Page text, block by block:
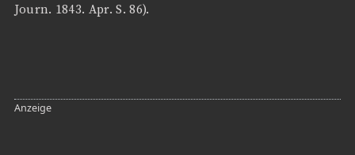
Journ. 1843. Apr. S. 86).